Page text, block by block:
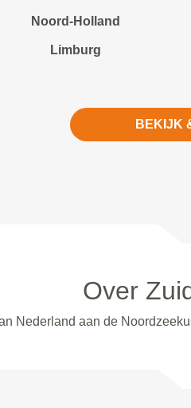
Noord-Holland
Limburg
BEKIJK
Over
Nederland aan de